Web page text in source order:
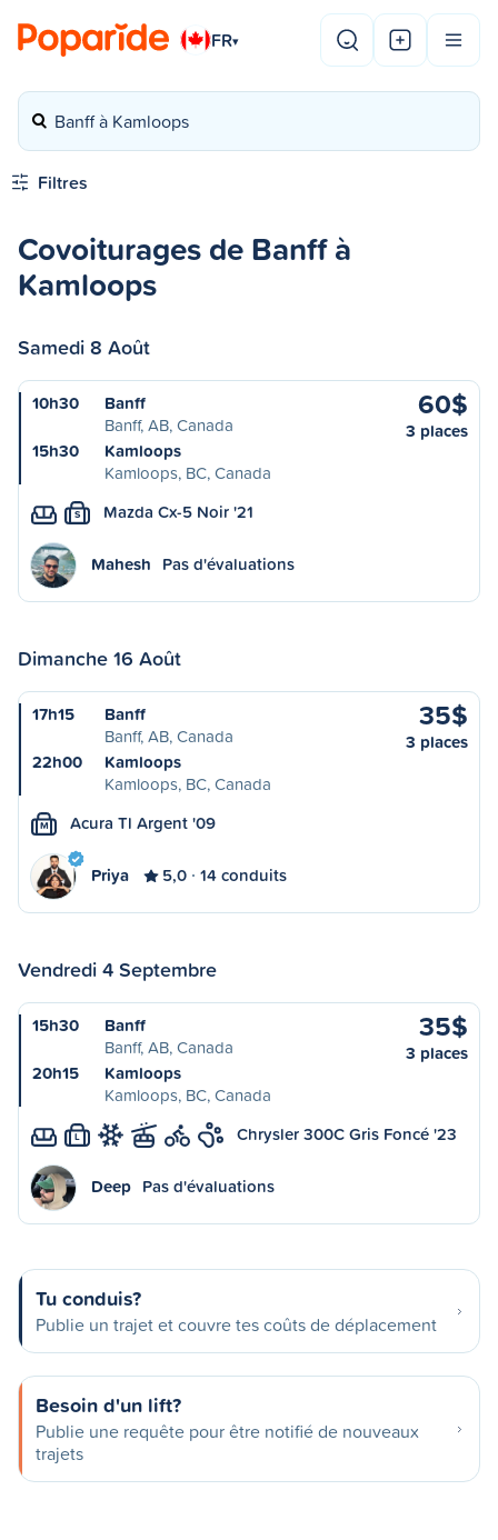
FR▾
Banff à Kamloops
Filtres
Covoiturages de Banff à
Kamloops
Samedi 8 Août
10h30
Banff
Banff, AB, Canada
15h30
Kamloops
Kamloops, BC, Canada
60$
3 places
S Mazda Cx-5 Noir '21
Mahesh Pas d'évaluations
Dimanche 16 Août
17h15
Banff
Banff, AB, Canada
22h00
Kamloops
Kamloops, BC, Canada
35$
3 places
M Acura Tl Argent '09
Priya 5,0 14 conduits
Vendredi 4 Septembre
15h30
Banff
Banff, AB, Canada
20h15
Kamloops
Kamloops, BC, Canada
35$
3 places
L Chrysler 300C Gris Foncé '23
Deep Pas d'évaluations
Tu conduis?
Publie un trajet et couvre tes coûts de déplacement
Besoin d'un lift?
Publie une requête pour être notifié de nouveaux
trajets